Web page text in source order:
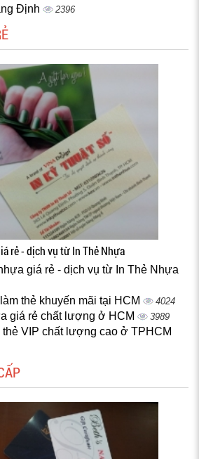
Định
2396
rẻ - dịch vụ từ In Thẻ Nhựa
giá rẻ - dịch vụ từ In Thẻ Nhựa
thẻ khuyến mãi tại HCM 4024
giá rẻ chất lượng ở HCM 3989
thẻ VIP chất lượng cao ở TPHCM